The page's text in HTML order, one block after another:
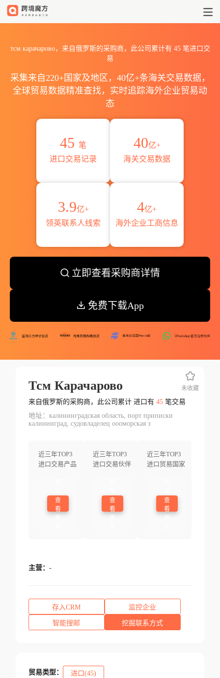
тсм карачарово，来自俄罗斯的采购商，此公司累计有 45笔进口交
易
采集来自220+国家及地区，40亿+条海关交易数据，
全球贸易数据精准查找，实时追踪海外企业贸易动
态
45 笔
进口交易记录
40亿+
海关交易数据
3.9亿+
领英联系人线索
4亿+
海外企业工商信息
立即查看采购商详情
免费下载App
Тсм Карачарово
来自俄罗斯的采购商，此公司累计 进口有 45笔交易
地址：калининградская область, порт приписки
калининград, судовладелец оооморская з
近三年TOP3
进口交易产品
查
看
近三年TOP3
进口交易伙伴
查
看
近三年TOP3
进口贸易国家
查
看
未收藏
主营： -
存入CRM 监控企业
智能搜邮 挖掘联系方式
贸易类型： 进口(45)